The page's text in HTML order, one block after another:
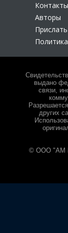
Контакты
Авторы
выдано
связи,
других
© ООО "АМ